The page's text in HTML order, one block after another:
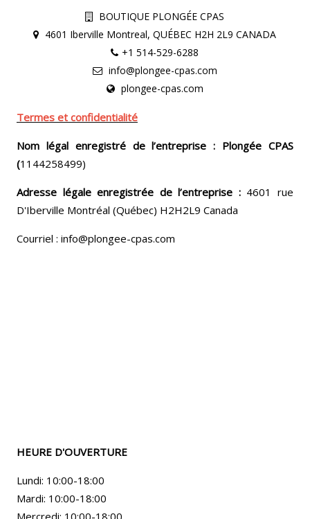
BOUTIQUE PLONGÉE CPAS
4601 Iberville Montreal, QUÉBEC H2H 2L9 CANADA
+1 514-529-6288
info@plongee-cpas.com
plongee-cpas.com
Termes et confidentialité
Nom légal enregistré de l’entreprise : Plongée CPAS
(1144258499)
Adresse légale enregistrée de l’entreprise :4601 rue
D'Iberville Montréal (Québec) H2H2L9 Canada
Courriel : info@plongee-cpas.com
HEURE D'OUVERTURE
Lundi: 10:00-18:00
Mardi: 10:00-18:00